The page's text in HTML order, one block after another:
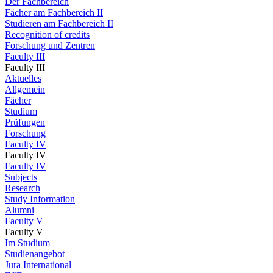
Fächer am Fachbereich II
Studieren am Fachbereich II
Recognition of credits
Forschung und Zentren
Faculty III
Faculty III
Aktuelles
Allgemein
Fächer
Studium
Prüfungen
Forschung
Faculty IV
Faculty IV
Faculty IV
Subjects
Research
Study Information
Alumni
Faculty V
Faculty V
Im Studium
Studienangebot
Jura International